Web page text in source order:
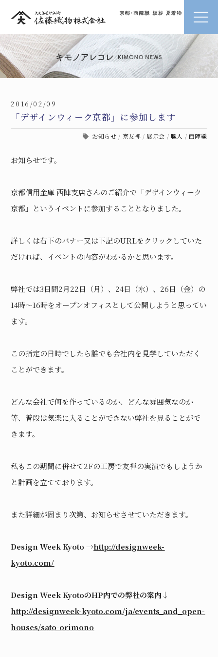
2016/02/09
「デザインウィーク京都」に参加します
お知らせ / 京友禅 / 展示会 / 職人 / 西陣織
お知らせです。
京都信用金庫 西陣支店さんのご紹介で「デザインウィーク
京都」というイベントに参加することとなりました。
詳しくは右下のバナー又は下記のURLをクリックしていた
だければ、イベントの内容がわかるかと思います。
弊社では3日間2月22日（月）、24日（水）、26日（金）の
14時～16時をオープンオフィスとして公開しようと思ってい
ます。
この指定の日時でしたら誰でも会社内を見学していただく
ことができます。
どんな会社で何を作っているのか、どんな雰囲気なのか
等、普段は気楽に入ることができない弊社を見ることがで
きます。
私もこの期間に併せて2Fの工房で友禅の実演でもしようか
と計画を立てております。
また詳細が固まり次第、お知らせさせていただきます。
Design Week Kyoto →http://designweek-
kyoto.com/
Design Week KyotoのHP内での弊社の案内↓
http://designweek-kyoto.com/ja/events_and_open-
houses/sato-orimono